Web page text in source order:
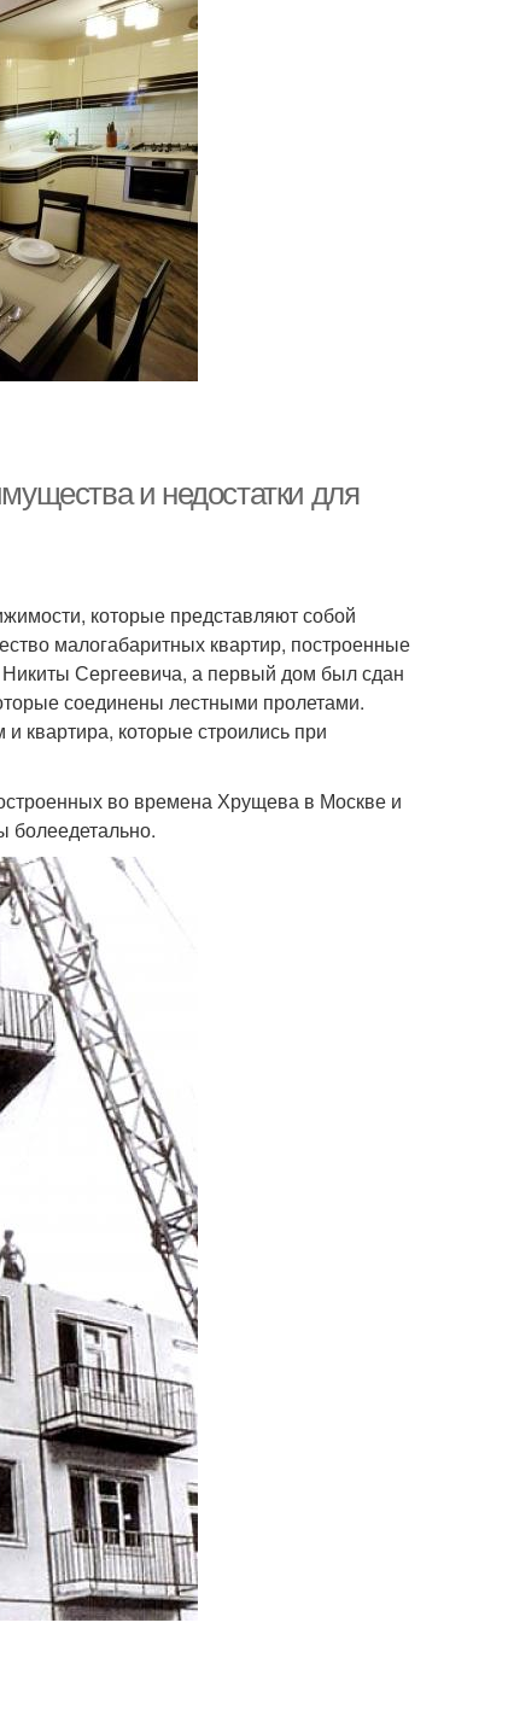
и недостатки для
которые представляют собой
малогабаритных квартир, построенные
Сергеевича, а первый дом был сдан
соединены лестными пролетами.
квартира, которые строились при
во времена Хрущева в Москве и
болеедетально.